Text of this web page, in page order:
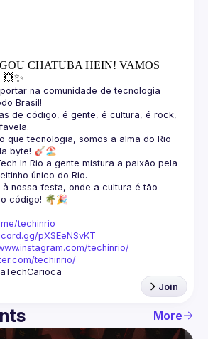
CHATUBA HEIN! VAMOS
na comunidade de tecnologia
de código, é gente, é cultura, é rock,
que tecnologia, somos a alma do Rio
In Rio a gente mistura a paixão pela
à nossa festa, onde a cultura é tão
techinrio
pXSEeNSvKT
techinrio/
techinrio/
Join
More